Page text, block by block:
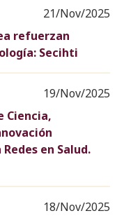
21/Nov/2025
refuerzan
Secihti
19/Nov/2025
Ciencia,
en Salud.
18/Nov/2025